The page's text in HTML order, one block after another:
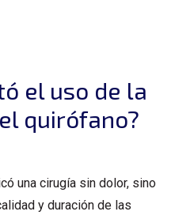
el uso de la
quirófano?
una cirugía sin dolor, sino
y duración de las